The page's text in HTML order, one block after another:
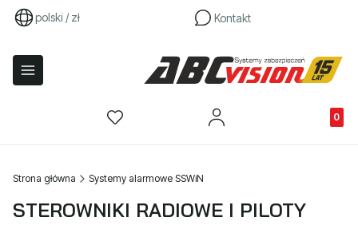
polski / zł Kontakt
Strona główna Systemy alarmowe SSWiN
STEROWNIKI RADIOWE I PILOTY